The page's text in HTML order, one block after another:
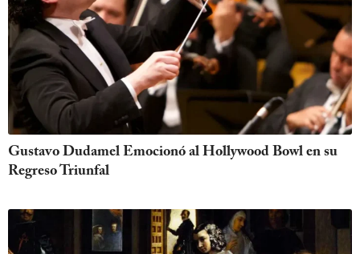
Gustavo Dudamel Emocionó al Hollywood Bowl en su
Regreso Triunfal